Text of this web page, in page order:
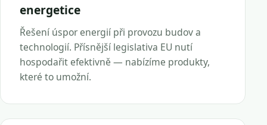
energetice
Řešení úspor energií při provozu budov a
technologií. Přísnější legislativa EU nutí
hospodařit efektivně — nabízíme produkty,
které to umožní.